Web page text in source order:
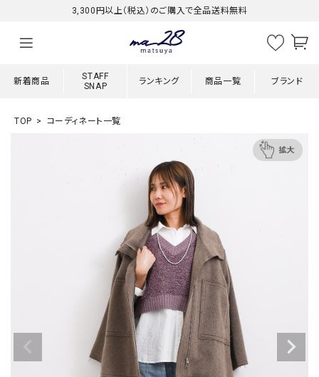
3,300円以上（税込）のご購入で全品送料無料
新着商品
STAFF
SNAP
ランキング 商品一覧 ブランド
TOP コーディネート一覧